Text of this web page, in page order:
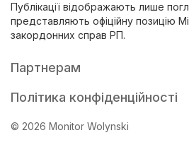
Публікації відображають лише
представляють офіційну позицію
закордонних справ РП.
Партнерам
Політика конфіденційності
© 2026 Monitor Wolynski